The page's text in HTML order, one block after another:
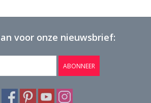
voor onze nieuwsbrief:
ABONNEER